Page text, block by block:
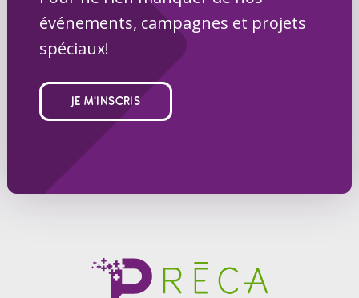
événements, campagnes et projets
spéciaux!
JE M'INSCRIS